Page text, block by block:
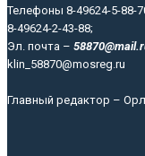
Телефоны 8-49624-5-88-
8-49624-2-43-88;
Эл. почта –
klin_58870@mosreg.ru
Главный редактор –